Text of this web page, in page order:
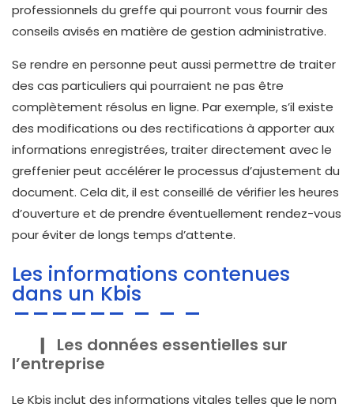
professionnels du greffe qui pourront vous fournir des
conseils avisés en matière de gestion administrative.
Se rendre en personne peut aussi permettre de traiter
des cas particuliers qui pourraient ne pas être
complètement résolus en ligne. Par exemple, s’il existe
des modifications ou des rectifications à apporter aux
informations enregistrées, traiter directement avec le
greffenier peut accélérer le processus d’ajustement du
document. Cela dit, il est conseillé de vérifier les heures
d’ouverture et de prendre éventuellement rendez-vous
pour éviter de longs temps d’attente.
Les informations contenues
dans un Kbis
Les données essentielles sur
l’entreprise
Le Kbis inclut des informations vitales telles que le nom